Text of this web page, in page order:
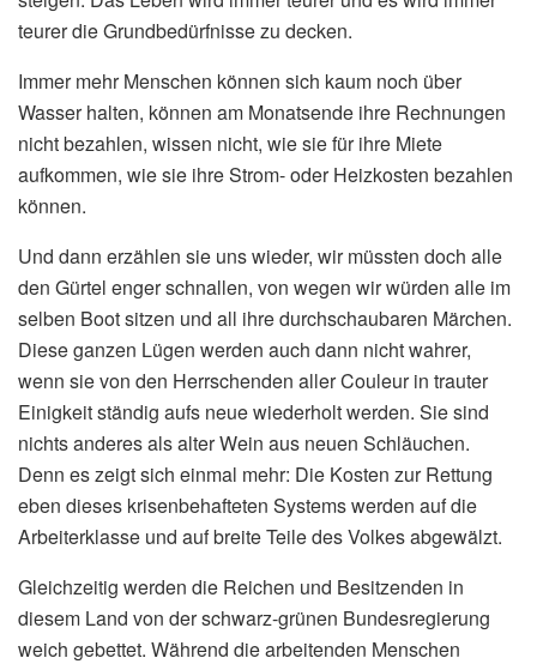
teurer die Grundbedürfnisse zu decken.
Immer mehr Menschen können sich kaum noch über
Wasser halten, können am Monatsende ihre Rechnungen
nicht bezahlen, wissen nicht, wie sie für ihre Miete
aufkommen, wie sie ihre Strom- oder Heizkosten bezahlen
können.
Und dann erzählen sie uns wieder, wir müssten doch alle
den Gürtel enger schnallen, von wegen wir würden alle im
selben Boot sitzen und all ihre durchschaubaren Märchen.
Diese ganzen Lügen werden auch dann nicht wahrer,
wenn sie von den Herrschenden aller Couleur in trauter
Einigkeit ständig aufs neue wiederholt werden. Sie sind
nichts anderes als alter Wein aus neuen Schläuchen.
Denn es zeigt sich einmal mehr: Die Kosten zur Rettung
eben dieses krisenbehafteten Systems werden auf die
Arbeiterklasse und auf breite Teile des Volkes abgewälzt.
Gleichzeitig werden die Reichen und Besitzenden in
diesem Land von der schwarz-grünen Bundesregierung
weich gebettet. Während die arbeitenden Menschen